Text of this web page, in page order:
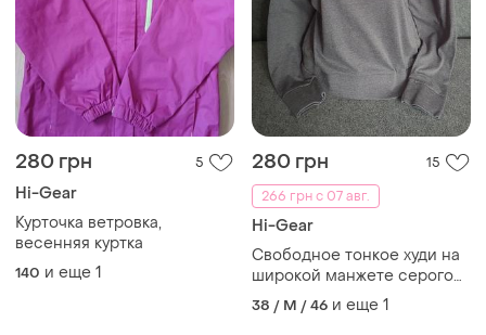
280 грн 5
Hi-Gear
Курточка ветровка,
весенняя куртка
140 и еще 1
280 грн
15
266 грн с 07 авг.
Hi-Gear
Свободное тонкое худи на
широкой манжете серого
цвета 46-48 размера
38 / M / 46 и еще 1